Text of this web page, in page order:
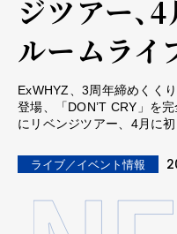
ジツアー、
ルームライ
ExWHYZ、3周年締めくく
登場、「DON’T CRY」を
にリベンジツアー、4月に
ライブ／イベント情報